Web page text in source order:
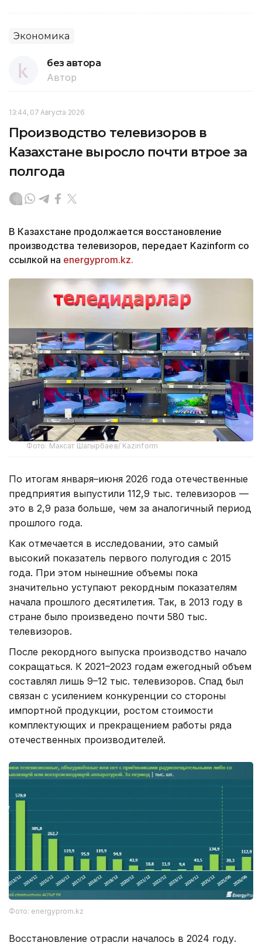
Экономика
без автора
Автор
13:44, 07 Августа 2026
Производство телевизоров в
Казахстане выросло почти втрое за
полгода
В Казахстане продолжается восстановление
производства телевизоров, передает Kazinform со
ссылкой на energyprom.kz.
Фото: Максат Шагырбаев/ Kazinform
По итогам января–июня 2026 года отечественные
предприятия выпустили 112,9 тыс. телевизоров —
это в 2,9 раза больше, чем за аналогичный период
прошлого года.
Как отмечается в исследовании, это самый
высокий показатель первого полугодия с 2015
года. При этом нынешние объемы пока
значительно уступают рекордным показателям
начала прошлого десятилетия. Так, в 2013 году в
стране было произведено почти 580 тыс.
телевизоров.
После рекордного выпуска производство начало
сокращаться. К 2021–2023 годам ежегодный объем
составлял лишь 9–12 тыс. телевизоров. Спад был
связан с усилением конкуренции со стороны
импортной продукции, ростом стоимости
комплектующих и прекращением работы ряда
отечественных производителей.
Фото: energyprom.kz
Восстановление отрасли началось в 2024 году.